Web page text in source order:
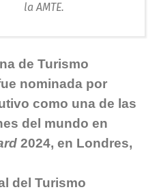
la AMTE.
de Turismo
nominada por
como una de las
del mundo en
2024, en Londres,
del Turismo